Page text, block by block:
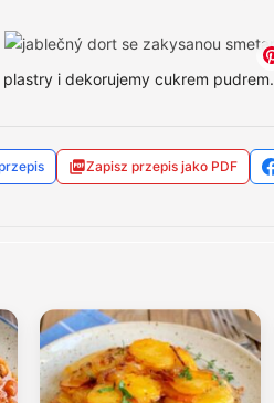
i dekorujemy cukrem pudrem.
Zapisz przepis jako PDF